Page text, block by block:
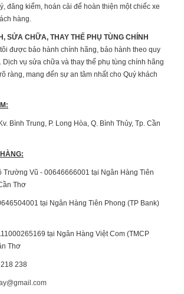
đăng kiểm, hoán cải để hoàn thiện một chiếc xe
hàng.
SỬA CHỮA, THAY THẾ PHỤ TÙNG CHÍNH
được bảo hành chính hãng, bảo hành theo quy
Dịch vụ sửa chữa và thay thế phụ tùng chính hãng
ràng, mang đến sự an tâm nhất cho Quý khách
Bình Trung, P. Long Hòa, Q. Bình Thủy, Tp. Cần
Trường Vũ - 00646666001 tại Ngân Hàng Tiên
Thơ
tại Ngân Hàng Tiên Phong (TP Bank)
tại Ngân Hàng Việt Com (TMCP
Thơ
238